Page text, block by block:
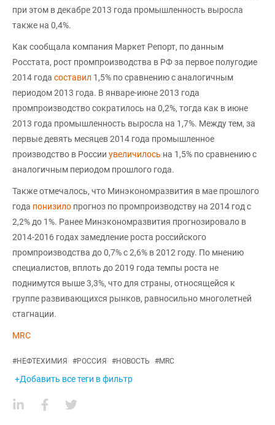
при этом в декабре 2013 года промышленность выросла
также на 0,4%.
Как сообщала компания Маркет Репорт, по данным
Росстата, рост промпроизводства в РФ за первое полугодие
2014 года составил 1,5% по сравнению с аналогичным
периодом 2013 года. В январе-июне 2013 года
промпроизводство сократилось на 0,2%, тогда как в июне
2013 года промышленность выросла на 1,7%. Между тем, за
первые девять месяцев 2014 года промышленное
производство в России увеличилось на 1,5% по сравнению с
аналогичным периодом прошлого года.
Также отмечалось, что Минэкономразвития в мае прошлого
года понизило прогноз по промпроизводству на 2014 год с
2,2% до 1%. Ранее Минэкономразвития прогнозировало в
2014-2016 годах замедление роста российского
промпроизводства до 0,7% с 2,6% в 2012 году. По мнению
специалистов, вплоть до 2019 года темпы роста не
поднимутся выше 3,3%, что для страны, относящейся к
группе развивающихся рынков, равносильно многолетней
стагнации.
MRC
#НЕФТЕХИМИЯ #РОССИЯ #НОВОСТЬ #MRC
+Добавить все теги в фильтр